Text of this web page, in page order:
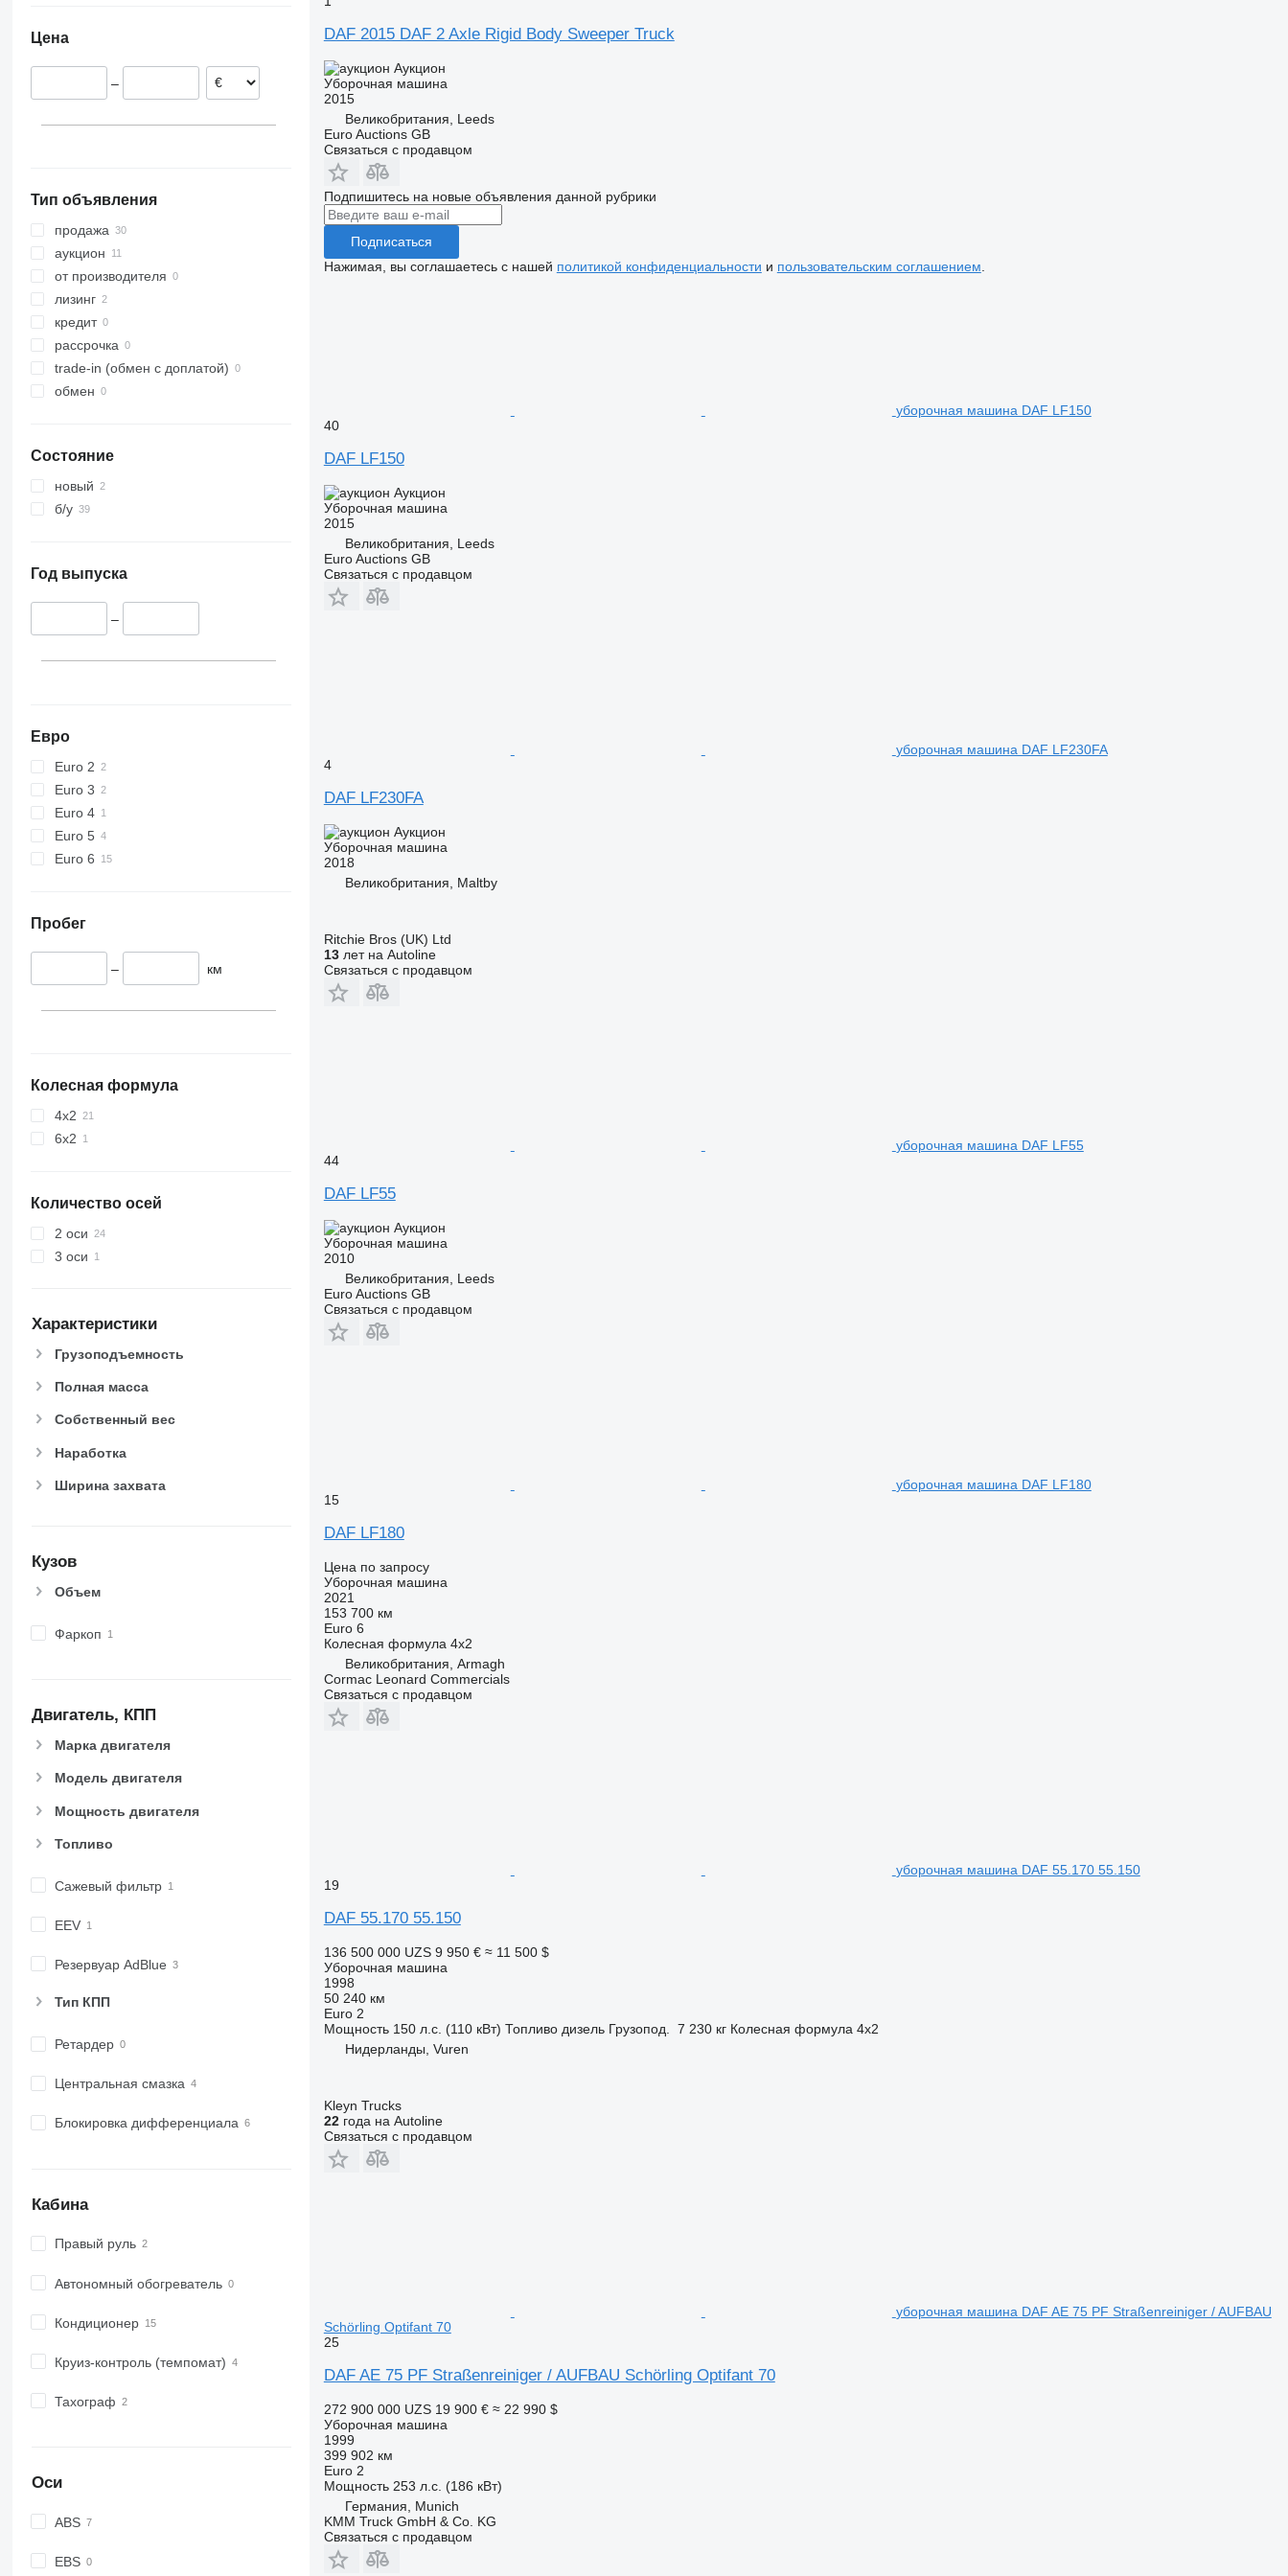
Эстония
Сербия
Цена
–
Тип объявления
продажа
аукцион
от производителя
лизинг
кредит
рассрочка
trade-in (обмен с доплатой)
обмен
Состояние
новый
б/у
Год выпуска
–
Евро
Euro 2
Euro 3
Euro 4
Euro 5
Euro 6
Пробег
– км
Колесная формула
4x2
6x2
Количество осей
2 оси
3 оси
Характеристики
Грузоподъемность
Полная масса
Собственный вес
Наработка
Ширина захвата
Кузов
Объем
Фаркоп
Двигатель, КПП
Марка двигателя
Модель двигателя
Мощность двигателя
Топливо
Сажевый фильтр
EEV
Резервуар AdBlue
Тип КПП
Ретардер
Центральная смазка
Блокировка дифференциала
Кабина
Правый руль
Автономный обогреватель
Кондиционер
Круиз-контроль (темпомат)
Тахограф
Оси
ABS
EBS
DAF 2015 DAF 2 Axle Rigid Body Sweeper Truck
Аукцион
Уборочная машина
2015
Великобритания, Leeds
Euro Auctions GB
Связаться с продавцом
Подпишитесь на новые объявления данной рубрики
Подписаться
Нажимая, вы соглашаетесь с нашей политикой конфиденциальности и пользовательским соглашением
уборочная машина DAF LF150
40
DAF LF150
Аукцион
Уборочная машина
2015
Великобритания, Leeds
Euro Auctions GB
Связаться с продавцом
уборочная машина DAF LF230FA
4
DAF LF230FA
Аукцион
Уборочная машина
2018
Великобритания, Maltby
Ritchie Bros (UK) Ltd
13лет на Autoline
Связаться с продавцом
уборочная машина DAF LF55
44
DAF LF55
Аукцион
Уборочная машина
2010
Великобритания, Leeds
Euro Auctions GB
Связаться с продавцом
уборочная машина DAF LF180
15
DAF LF180
Цена по запросу
Уборочная машина
2021
153 700 км
Euro 6
Колесная формула 4x2
Великобритания, Armagh
Cormac Leonard Commercials
Связаться с продавцом
уборочная машина DAF 55.170 55.150
19
DAF 55.170 55.150
136 500 000 UZS 9 950 € ≈ 11 500 $
Уборочная машина
1998
50 240 км
Euro 2
Мощность 150 л.с. (110 кВт) Топливо дизель Грузопод. 7 230 кг Колесная формула 4x2
Нидерланды, Vuren
Kleyn Trucks
22года на Autoline
Связаться с продавцом
уборочная машина DAF AE 75 PF Straßenreiniger / AUFBAU
Schörling Optifant 70
25
DAF AE 75 PF Straßenreiniger / AUFBAU Schörling Optifant 70
272 900 000 UZS 19 900 € ≈ 22 990 $
Уборочная машина
1999
399 902 км
Euro 2
Мощность 253 л.с. (186 кВт)
Германия, Munich
KMM Truck GmbH & Co. KG
Связаться с продавцом